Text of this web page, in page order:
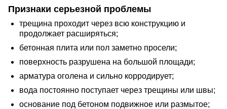
Признаки серьезной проблемы
трещина проходит через всю конструкцию и
продолжает расширяться;
бетонная плита или пол заметно просели;
поверхность разрушена на большой площади;
арматура оголена и сильно корродирует;
вода постоянно поступает через трещины или швы;
основание под бетоном подвижное или размытое;